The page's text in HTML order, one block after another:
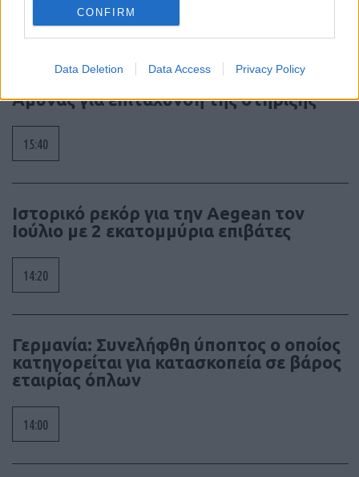
CONFIRM
Data Deletion Data Access Privacy Policy
Στην Ουκρανία ο Βρετανός υπουργός
Άμυνας για επιτάχυνση της στήριξης
15:40
Ιστορικό ρεκόρ για την Aegean τον
Ιούλιο με 2 εκατομμύρια επιβάτες
14:20
Γερμανία: Συνελήφθη ύποπτος ο οποίος
κατηγορείται για κατασκοπεία σε βάρος
εταιρίας όπλων
14:00